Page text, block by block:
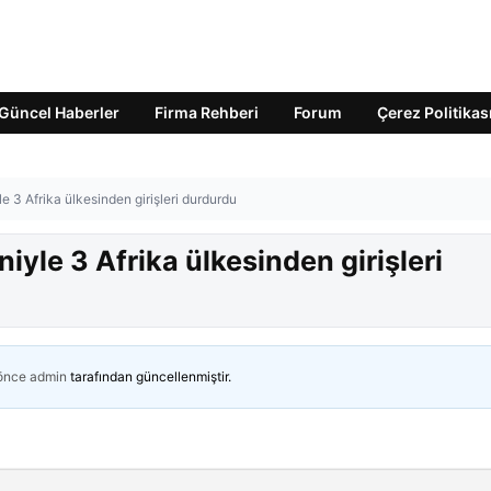
Haberler Firma Rehberi Forum Çerez
3 Afrika ülkesinden girişleri durdurdu
3 Afrika ülkesinden girişleri
admin tarafından güncellenmiştir.